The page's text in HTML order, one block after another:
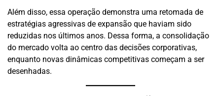
Além disso, essa operação demonstra uma retomada de
estratégias agressivas de expansão que haviam sido
reduzidas nos últimos anos. Dessa forma, a consolidação
do mercado volta ao centro das decisões corporativas,
enquanto novas dinâmicas competitivas começam a ser
desenhadas.